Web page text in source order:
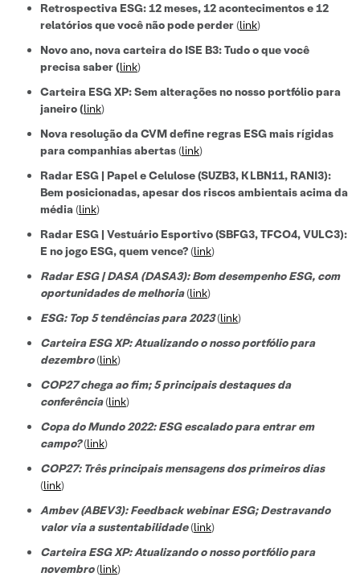
Retrospectiva ESG: 12 meses, 12 acontecimentos e 12
relatórios que você não pode perder(link)
Novo ano, nova carteira do ISE B3: Tudo o que você
precisa saber(link)
Carteira ESG XP: Sem alterações no nosso portfólio para
janeiro (link)
Nova resolução da CVM define regras ESG mais rígidas
para companhias abertas(link)
Radar ESG | Papel e Celulose (SUZB3, KLBN11, RANI3):
Bem posicionadas, apesar dos riscos ambientais acima da
média(link)
Radar ESG | Vestuário Esportivo (SBFG3, TFCO4, VULC3):
E no jogo ESG, quem vence?(link)
Radar ESG | DASA (DASA3): Bom desempenho ESG, com
oportunidades de melhoria(link)
ESG: Top 5 tendências para 2023(link)
Carteira ESG XP: Atualizando o nosso portfólio para
dezembro(link)
COP27 chega ao fim; 5 principais destaques da
conferência(link)
Copa do Mundo 2022: ESG escalado para entrar em
campo?(link)
COP27: Três principais mensagens dos primeiros dias
(link)
Ambev (ABEV3): Feedback webinar ESG; Destravando
valor via a sustentabilidade(link)
Carteira ESG XP: Atualizando o nosso portfólio para
novembro(link)